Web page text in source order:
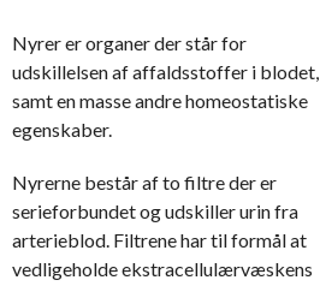
Nyrer er organer der står for
udskillelsen af affaldsstoffer i blodet,
samt en masse andre homeostatiske
egenskaber.
Nyrerne består af to filtre der er
serieforbundet og udskiller urin fra
arterieblod. Filtrene har til formål at
vedligeholde ekstracellulærvæskens